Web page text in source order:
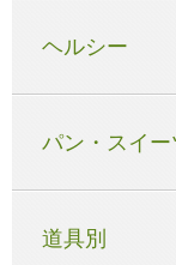
ヘルシー
パン・スイー
道具別